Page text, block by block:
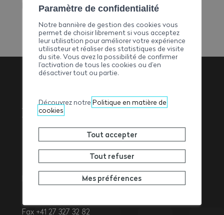
bourdinetfils@bluewin.ch
Association
Valaisanne des
Entrepreneurs
Fax +41 27 327 32 82
Paramètre de confidentialité
Notre bannière de gestion des cookies vous
permet de choisir librement si vous acceptez
leur utilisation pour améliorer votre expérience
utilisateur et réaliser des statistiques de visite
du site. Vous avez la possibilité de confirmer
l’activation de tous les cookies ou d’en
désactiver tout ou partie.
Découvrez notre Politique en matière de
cookies
Tout accepter
Tout refuser
Mes préférences